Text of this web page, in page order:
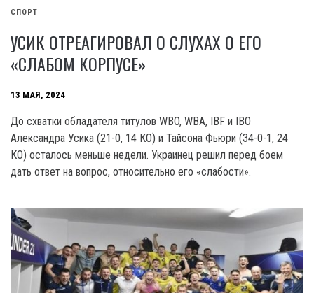
СПОРТ
УСИК ОТРЕАГИРОВАЛ О СЛУХАХ О ЕГО
«СЛАБОМ КОРПУСЕ»
13 МАЯ, 2024
До схватки обладателя титулов WBO, WBA, IBF и IBO
Александра Усика (21-0, 14 КО) и Тайсона Фьюри (З4-0-1, 24
КО) осталось меньше недели. Украинец решил перед боем
дать ответ на вопрос, относительно его «слабости».